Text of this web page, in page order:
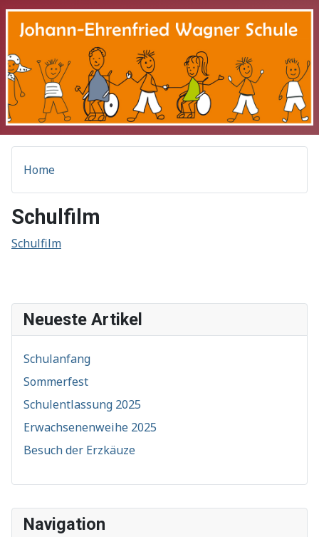
Navigation
Home
Schulfilm
Schulfilm
Neueste Artikel
Schulanfang
Sommerfest
Schulentlassung 2025
Erwachsenenweihe 2025
Besuch der Erzkäuze